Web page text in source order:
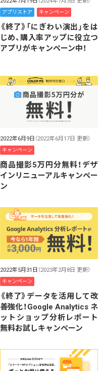
アプリストア キャンペーン
《終了》「にぎわい演出」をは
じめ、購入率アップに役立つ
アプリがキャンペーン中！
2022年6月9日 （2022年6月17日 更新）
キャンペーン
商品撮影5万円分無料！デザ
インリニューアルキャンペー
ン
2022年5月31日 （2023年2月8日 更新）
キャンペーン
《終了》データを活用して改
善強化！Google Analytics ネ
ットショップ分析レポート
無料お試しキャンペーン